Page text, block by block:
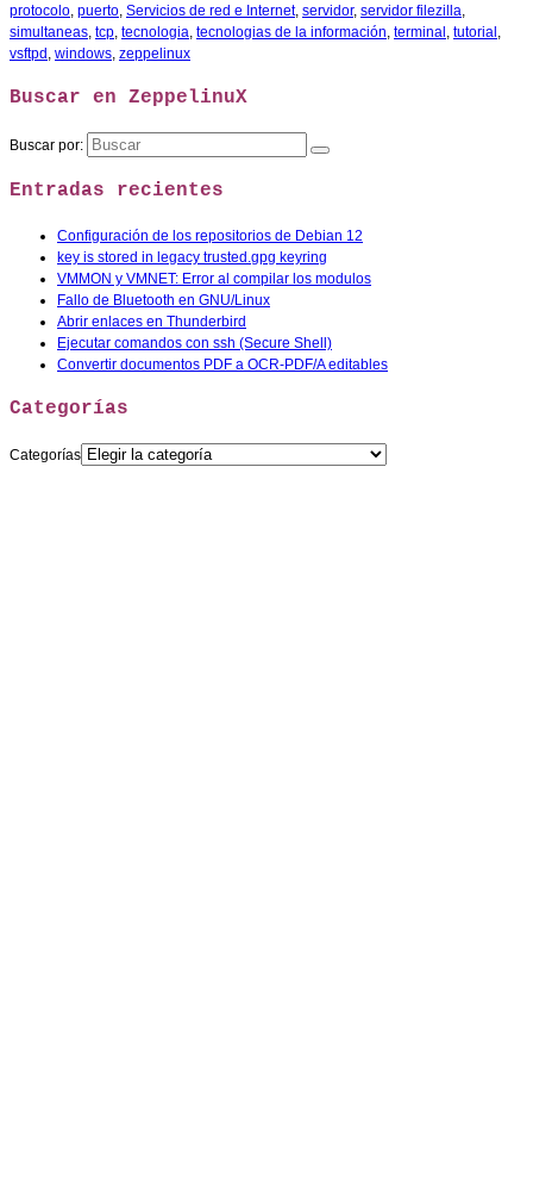
protocolo puerto Servicios de red e Internet, servidor, servidor filezilla
simultaneas tcp tecnologia tecnologias de la información terminal tutorial
vsftpd windows zeppelinux
Buscar en ZeppelinuX
Buscar por:
Entradas recientes
Configuración de los repositorios de Debian 12
key is stored in legacy trusted.gpg keyring
VMMON y VMNET: Error al compilar los modulos
Fallo de Bluetooth en GNU/Linux
Abrir enlaces en Thunderbird
Ejecutar comandos con ssh (Secure Shell)
Convertir documentos PDF a OCR-PDF/A editables
Categorías
Categorías